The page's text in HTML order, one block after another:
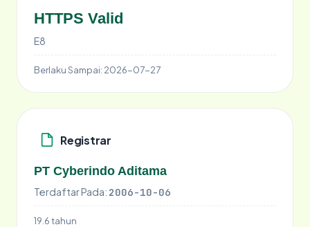
HTTPS Valid
E8
Berlaku Sampai: 2026-07-27
Registrar
PT Cyberindo Aditama
Terdaftar Pada: 2006-10-06
19.6 tahun